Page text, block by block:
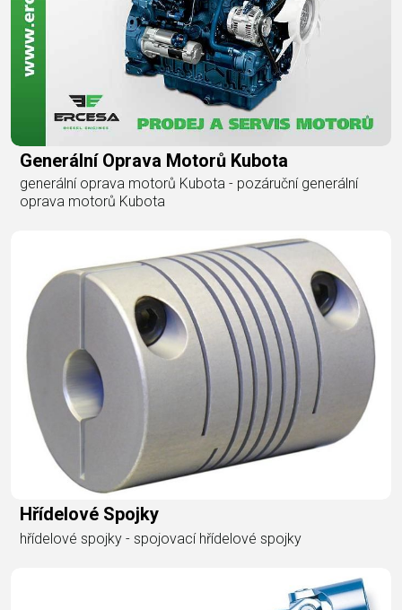
Generální Oprava Motorů Kubota
generální oprava motorů Kubota - pozáruční generální
oprava motorů Kubota
Hřídelové Spojky
hřídelové spojky - spojovací hřídelové spojky